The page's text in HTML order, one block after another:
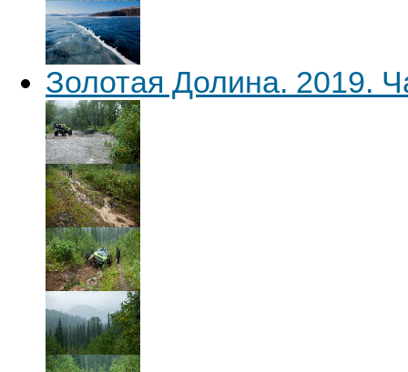
Золотая Долина. 2019.